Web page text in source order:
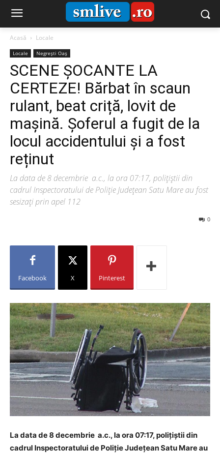
Acasă Locale
Locale Negrești Oaș
SCENE ȘOCANTE LA
CERTEZE! Bărbat în scaun
rulant, beat criță, lovit de
mașină. Șoferul a fugit de la
locul accidentului și a fost
reținut
La data de 8 decembrie a.c., la ora 07:17, polițiștii din
cadrul Inspectoratului de Poliție Județean Satu Mare au fost
sesizați prin apel 112
0
Facebook X Pinterest
La data de 8 decembrie a.c., la ora 07:17, polițiștii din
cadrul Inspectoratului de Poliție Județean Satu Mare au